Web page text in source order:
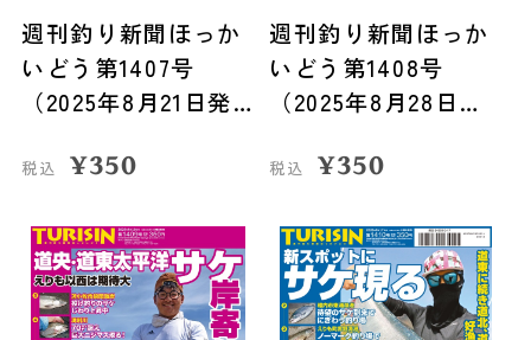
週刊釣り新聞ほっか
いどう第1407号
（2025年8月21日発
税込 ¥350
週刊釣り新聞ほっか
いどう第1408号
（2025年8月28日発
税込 ¥350